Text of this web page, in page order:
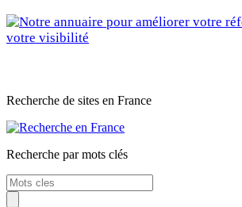
Webmaster
Contact
Recherche de sites en France
Recherche par mots clés